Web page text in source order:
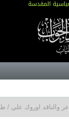
والناقد اوروك علي /